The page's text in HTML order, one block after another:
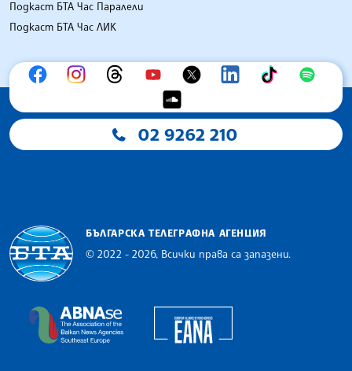
Подкаст БТА Час Паралели
Подкаст БТА Час ЛИК
02 9262 210
БЪЛГАРСКА ТЕЛЕГРАФНА АГЕНЦИЯ
© 2022 - 2026, Всички права са запазени.
The Assocoation of the Balkan News Agencies